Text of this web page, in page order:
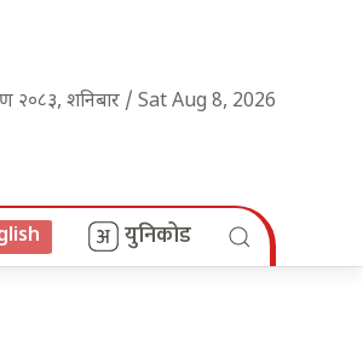
२०८३, शनिबार / Sat Aug 8, 2026
युनिकोड